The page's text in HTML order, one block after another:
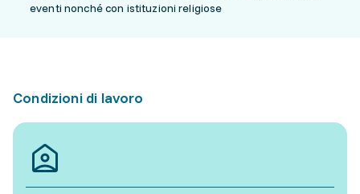
eventi nonché con istituzioni religiose
Condizioni di lavoro